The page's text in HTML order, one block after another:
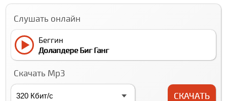
Слушать онлайн
Беггин
Долапдере Биг Ганг
Скачать Mp3
СКАЧАТЬ